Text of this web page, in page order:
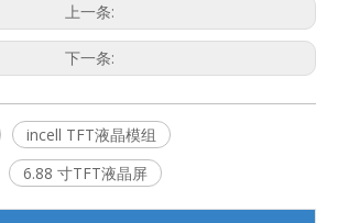
上一条:
下一条:
incell TFT液晶模组
6.88 寸TFT液晶屏